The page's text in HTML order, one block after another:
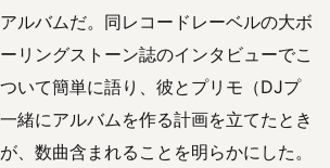
ルバムだ。同レコードレーベルの大ボ
リングストーン誌のインタビューでこ
いて簡単に語り、彼とプリモ（DJプ
緒にアルバムを作る計画を立てたとき
、数曲含まれることを明らかにした。